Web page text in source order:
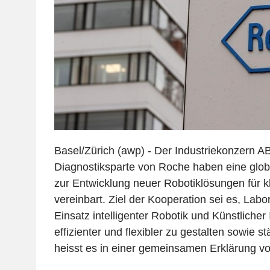
Basel/Zürich (awp) - Der Industriekonzern
Diagnostiksparte von Roche haben eine
zur Entwicklung neuer Robotiklösungen für
vereinbart. Ziel der Kooperation sei es,
Einsatz intelligenter Robotik und Künstlicher
effizienter und flexibler zu gestalten sowie
heisst es in einer gemeinsamen Erklärung